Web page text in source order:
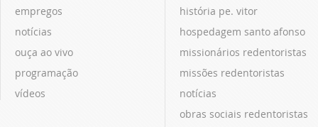
empregos
notícias
ouça ao vivo
programação
vídeos
história pe. vitor
hospedagem santo afonso
missionários redentoristas
missões redentoristas
notícias
obras sociais redentoristas